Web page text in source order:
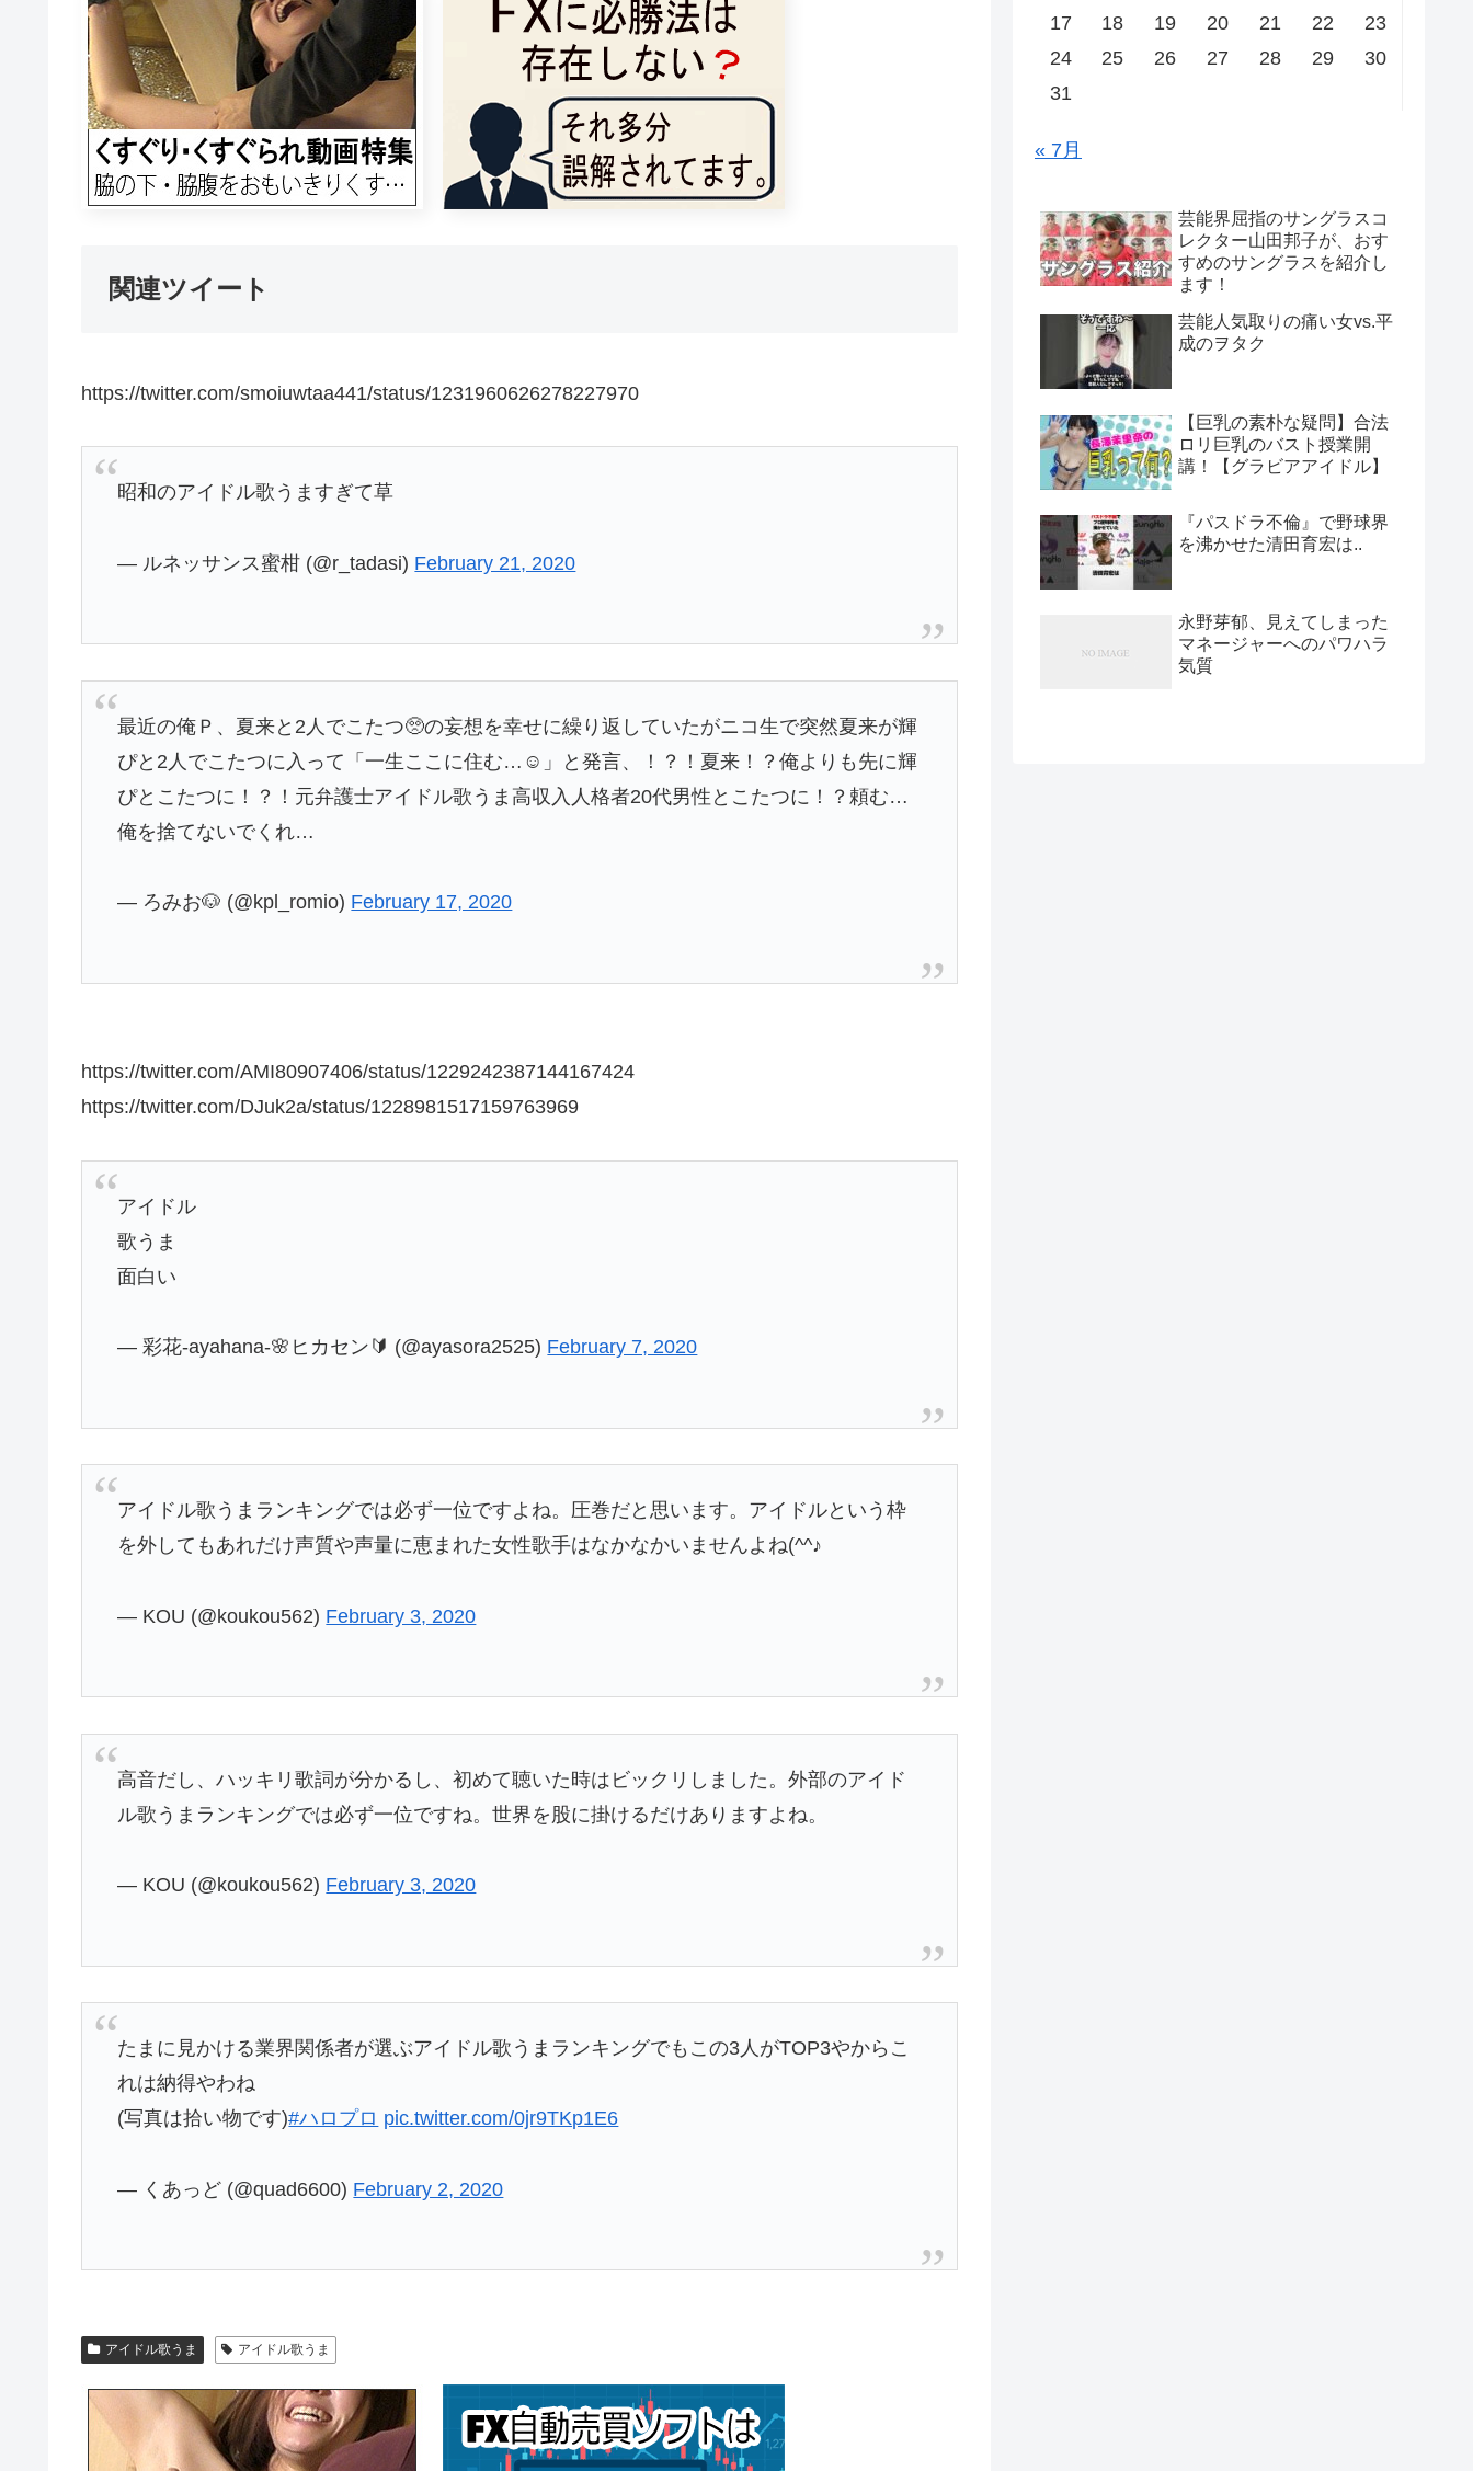
関連ツイート
https://twitter.com/smoiuwtaa441/status/1231960626278227970
昭和のアイドル歌うますぎて草
— ルネッサンス蜜柑 (@r_tadasi) February 21, 2020
最近の俺Ｐ、夏来と2人でこたつ🥺の妄想を幸せに繰り返していたがニコ生で突然夏来が輝
ぴと2人でこたつに入って「一生ここに住む…☺️」と発言、！？！夏来！？俺よりも先に輝
ぴとこたつに！？！元弁護士アイドル歌うま高収入人格者20代男性とこたつに！？頼む…
俺を捨てないでくれ…
— ろみお🐶 (@kpl_romio) February 17, 2020
https://twitter.com/AMI80907406/status/1229242387144167424
https://twitter.com/DJuk2a/status/1228981517159763969
アイドル
歌うま
面白い
— 彩花-ayahana-🌸ヒカセン🔰 (@ayasora2525) February 7, 2020
アイドル歌うまランキングでは必ず一位ですよね。圧巻だと思います。アイドルという枠
を外してもあれだけ声質や声量に恵まれた女性歌手はなかなかいませんよね(^^♪
— KOU (@koukou562) February 3, 2020
高音だし、ハッキリ歌詞が分かるし、初めて聴いた時はビックリしました。外部のアイド
ル歌うまランキングでは必ず一位ですね。世界を股に掛けるだけありますよね。
— KOU (@koukou562) February 3, 2020
たまに見かける業界関係者が選ぶアイドル歌うまランキングでもこの3人がTOP3やからこ
れは納得やわね
(写真は拾い物です)#ハロプロ pic.twitter.com/0jr9TKp1E6
— くあっど (@quad6600) February 2, 2020
アイドル歌うま アイドル歌うま
17
18 19 20 21 22
23
24
25 26 27 28 29
30
31
« 7月
芸能界屈指のサングラスコ
レクター山田邦子が、おす
すめのサングラスを紹介し
ます！
芸能人気取りの痛い女vs.平
成のヲタク
【巨乳の素朴な疑問】合法
ロリ巨乳のバスト授業開
講！【グラビアアイドル】
『パスドラ不倫』で野球界
を沸かせた清田育宏は..
永野芽郁、見えてしまった
マネージャーへのパワハラ
気質